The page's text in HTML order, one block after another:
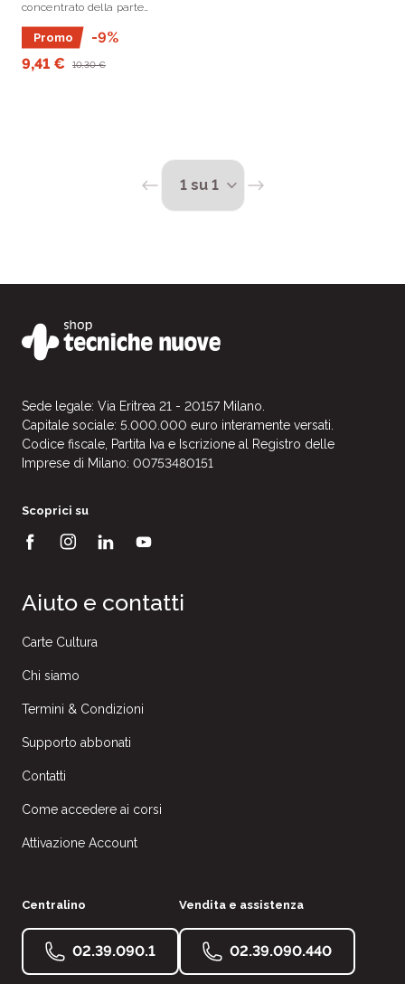
concentrato della parte
aromatica della pianta, sono
noti per il loro effetto
terapeutico, ma sono
interessanti anche in cucina,
Promo
-9%
9,41 €
10,30 €
Sede legale: Via Eritrea 21 - 20157 Milano.
Capitale sociale: 5.000.000 euro interamente versati.
Codice fiscale, Partita Iva e Iscrizione al Registro delle
Imprese di Milano: 00753480151
Scoprici su
Aiuto e contatti
Carte Cultura
Chi siamo
Termini & Condizioni
Supporto abbonati
Contatti
Come accedere ai corsi
Attivazione Account
Centralino
02.39.090.1
Vendita e assistenza
02.39.090.440